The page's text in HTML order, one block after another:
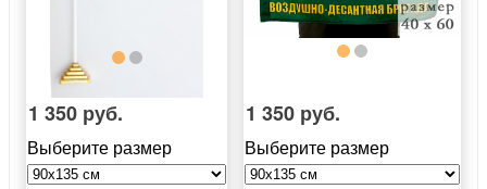
1 350 руб.
Выберите размер
1 350 руб.
Выберите размер